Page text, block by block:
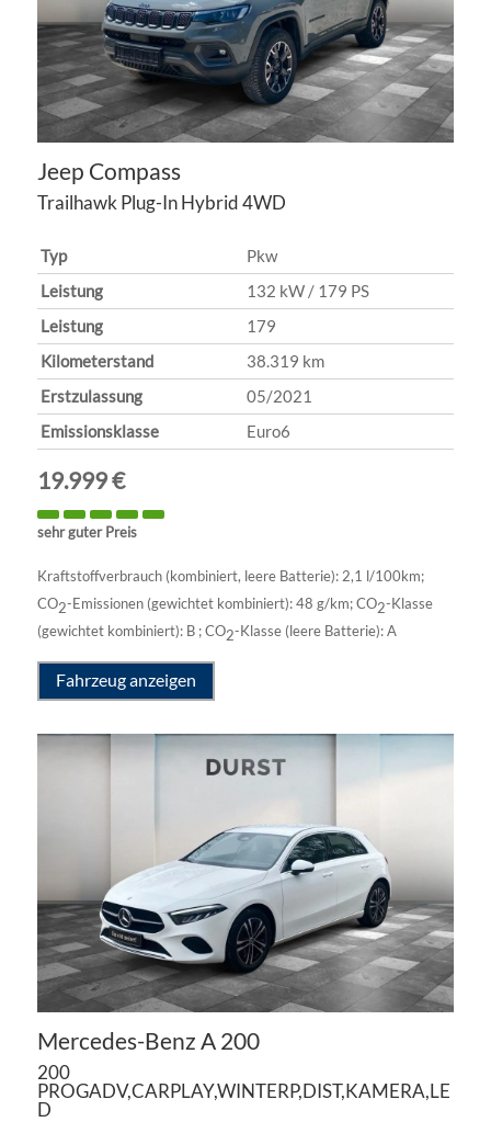
Jeep Compass
Trailhawk Plug-In Hybrid 4WD
Typ
Pkw
Leistung
132 kW / 179 PS
Leistung
179
Kilometerstand
38.319 km
Erstzulassung
05/2021
Emissionsklasse
Euro6
19.999 €
sehr guter Preis
Kraftstoffverbrauch (kombiniert, leere Batterie): 2,1 l/100km;
CO2-Emissionen (gewichtet kombiniert):48 g/km;CO2-Klasse
(gewichtet kombiniert): B ;CO2-Klasse (leere Batterie):A
Fahrzeug anzeigen
Mercedes-Benz A 200
200
PROGADV,CARPLAY,WINTERP,DIST,KAMERA,LE
D